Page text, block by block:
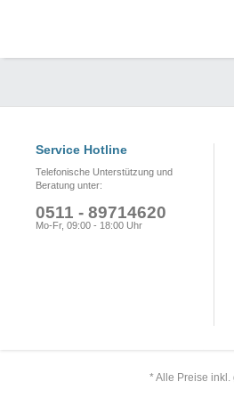
Service Hotline
Telefonische Unterstützung und
Beratung unter:
0511 - 89714620
Mo-Fr, 09:00 - 18:00 Uhr
* Alle Preise